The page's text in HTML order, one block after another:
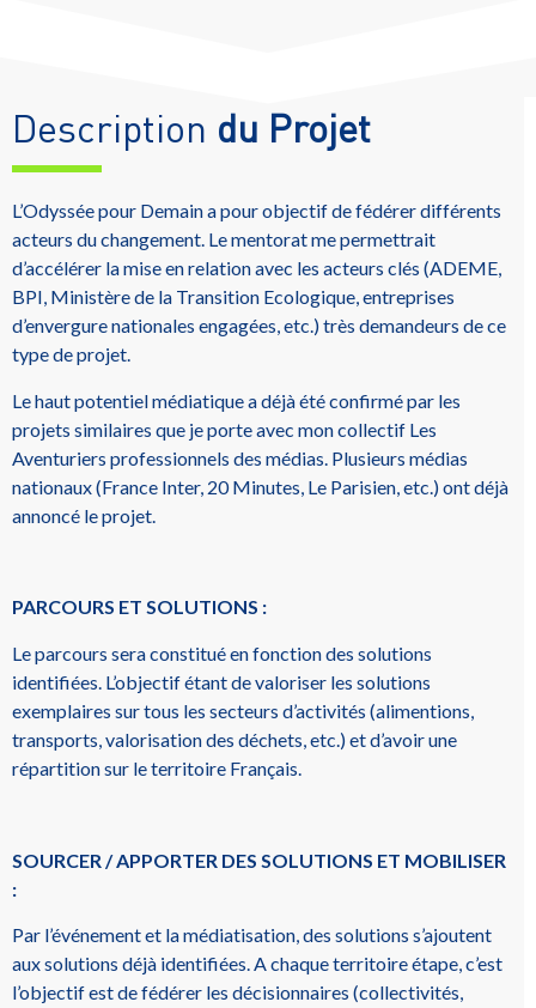
Description du Projet
L’Odyssée pour Demain a pour objectif de fédérer différents
acteurs du changement. Le mentorat me permettrait
d’accélérer la mise en relation avec les acteurs clés (ADEME,
BPI, Ministère de la Transition Ecologique, entreprises
d’envergure nationales engagées, etc.) très demandeurs de ce
type de projet.
Le haut potentiel médiatique a déjà été confirmé par les
projets similaires que je porte avec mon collectif Les
Aventuriers professionnels des médias. Plusieurs médias
nationaux (France Inter, 20 Minutes, Le Parisien, etc.) ont déjà
annoncé le projet.
PARCOURS ET SOLUTIONS :
Le parcours sera constitué en fonction des solutions
identifiées. L’objectif étant de valoriser les solutions
exemplaires sur tous les secteurs d’activités (alimentions,
transports, valorisation des déchets, etc.) et d’avoir une
répartition sur le territoire Français.
SOURCER / APPORTER DES SOLUTIONS ET MOBILISER
:
Par l’événement et la médiatisation, des solutions s’ajoutent
aux solutions déjà identifiées. A chaque territoire étape, c’est
l’objectif est de fédérer les décisionnaires (collectivités,